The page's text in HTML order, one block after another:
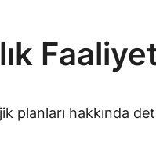
hakkında